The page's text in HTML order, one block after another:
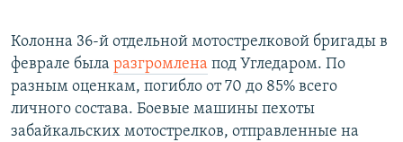
Колонна 36-й отдельной мотострелковой бригады в
феврале была разгромлена под Угледаром. По
разным оценкам, погибло от 70 до 85% всего
личного состава. Боевые машины пехоты
забайкальских мотострелков, отправленные на